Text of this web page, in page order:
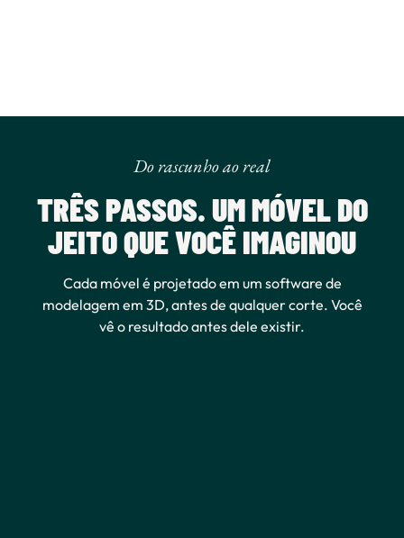
Do rascunho ao real
TRÊS PASSOS. UM MÓVEL DO
JEITO QUE VOCÊ IMAGINOU
Cada móvel é projetado em um software de
modelagem em 3D, antes de qualquer corte. Você
vê o resultado antes dele existir.